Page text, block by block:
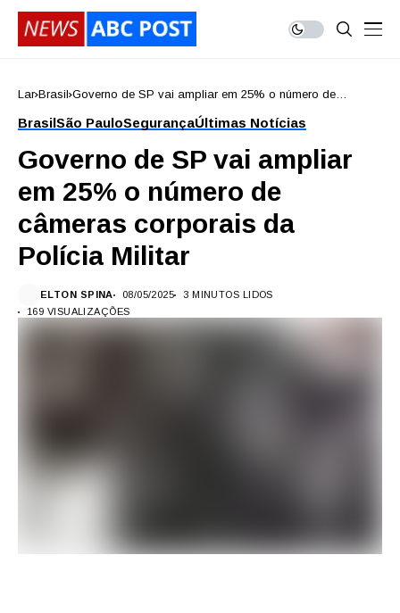
Lar Brasil Governo de SP vai ampliar em 25% o número de
BrasilSão PauloSegurançaÚltimas Notícias
Governo de SP vai ampliar
em 25% o número de
câmeras corporais da
Polícia Militar
ELTON SPINA 08/05/2025
3 MINUTOS LIDOS
169 VISUALIZAÇÕES